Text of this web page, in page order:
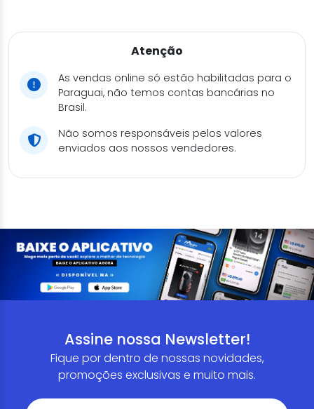
Atenção
As vendas online só estão habilitadas para o
Paraguai, não temos contas bancárias no
Brasil.
Não somos responsáveis pelos valores
enviados aos nossos vendedores.
Assine nossa Newsletter!
Fique por dentro de nossas novidades,
promoções exclusivas e muito mais.